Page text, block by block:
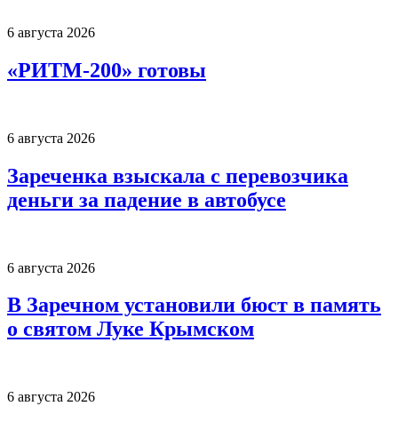
6 августа 2026
«РИТМ-200» готовы
6 августа 2026
Зареченка взыскала с перевозчика
деньги за падение в автобусе
6 августа 2026
В Заречном установили бюст в память
о святом Луке Крымском
6 августа 2026